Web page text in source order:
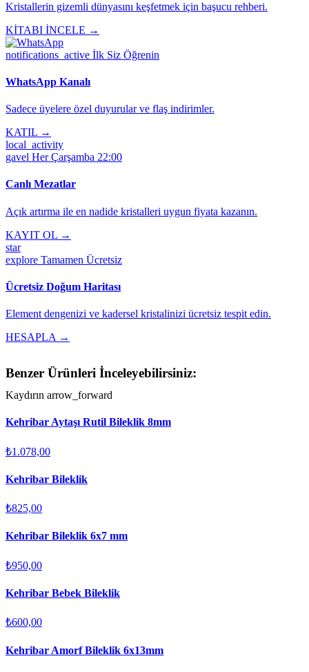
Kristallerin gizemli dünyasını keşfetmek için başucu rehberi.
KİTABI İNCELE →
notifications_active İlk Siz Öğrenin
WhatsApp Kanalı
Sadece üyelere özel duyurular ve flaş indirimler.
KATIL →
local_activity
gavel Her Çarşamba 22:00
Canlı Mezatlar
Açık artırma ile en nadide kristalleri uygun fiyata kazanın.
KAYIT OL →
star
explore Tamamen Ücretsiz
Ücretsiz Doğum Haritası
Element dengenizi ve kadersel kristalinizi ücretsiz tespit edin.
HESAPLA →
Benzer Ürünleri İnceleyebilirsiniz:
Kaydırın arrow_forward
Kehribar Aytaşı Rutil Bileklik 8mm
₺1.078,00
Kehribar Bileklik
₺825,00
Kehribar Bileklik 6x7 mm
₺950,00
Kehribar Bebek Bileklik
₺600,00
Kehribar Amorf Bileklik 6x13mm